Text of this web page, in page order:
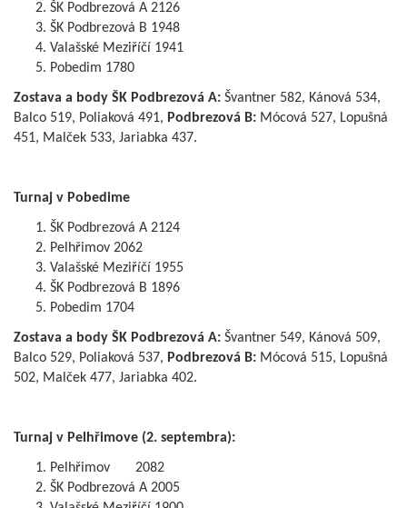
ŠK Podbrezová A 2126
ŠK Podbrezová B 1948
Valašské Meziříčí 1941
Pobedim 1780
Zostava a body ŠK Podbrezová A: Švantner 582, Kánová 534,
Balco 519, Poliaková 491, Podbrezová B: Mócová 527, Lopušná
451, Malček 533, Jariabka 437.
Turnaj v Pobedime
ŠK Podbrezová A 2124
Pelhřimov 2062
Valašské Meziříčí 1955
ŠK Podbrezová B 1896
Pobedim 1704
Zostava a body ŠK Podbrezová A: Švantner 549, Kánová 509,
Balco 529, Poliaková 537, Podbrezová B: Mócová 515, Lopušná
502, Malček 477, Jariabka 402.
Turnaj v Pelhřimove (2. septembra):
Pelhřimov 2082
ŠK Podbrezová A 2005